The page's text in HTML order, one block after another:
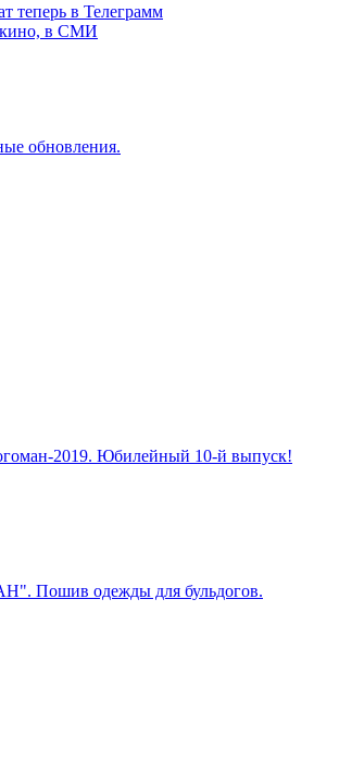
теперь в Телеграмм
кино, в СМИ
обновления.
2019. Юбилейный 10-й выпуск!
Пошив одежды для бульдогов.